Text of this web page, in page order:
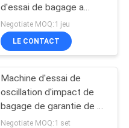
d'essai de bagage a
laminé à froid les
feuilles/le matériel enduit
par poudre
Negotiate MOQ:1 jeu
LE CONTACT
Machine d'essai de
oscillation d'impact de
bagage de garantie de 1
an, appareil de contrôle
Negotiate MOQ:1 set